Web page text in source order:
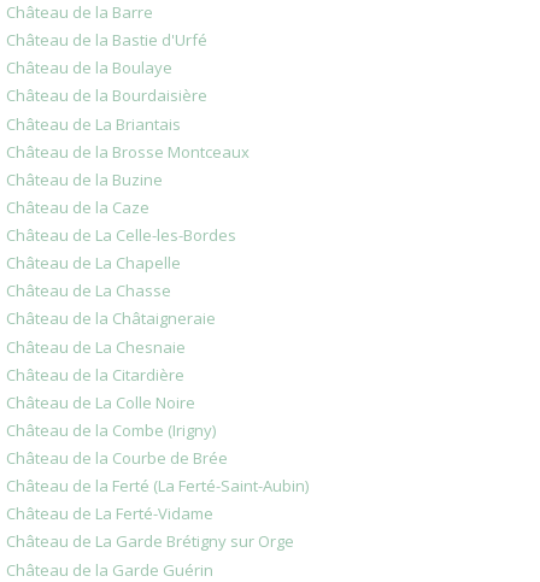
Château de la Barre
Château de la Bastie d'Urfé
Château de la Boulaye
Château de la Bourdaisière
Château de La Briantais
Château de la Brosse Montceaux
Château de la Buzine
Château de la Caze
Château de La Celle-les-Bordes
Château de La Chapelle
Château de La Chasse
Château de la Châtaigneraie
Château de La Chesnaie
Château de la Citardière
Château de La Colle Noire
Château de la Combe (Irigny)
Château de la Courbe de Brée
Château de la Ferté (La Ferté-Saint-Aubin)
Château de La Ferté-Vidame
Château de La Garde Brétigny sur Orge
Château de la Garde Guérin